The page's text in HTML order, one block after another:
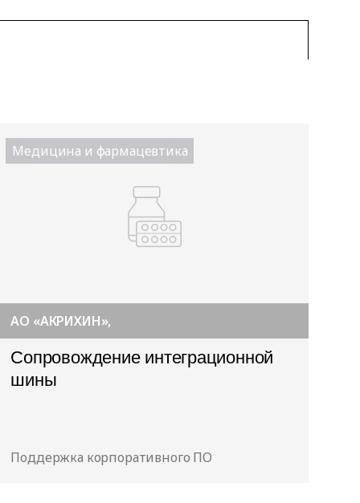
Медицина и фармацевтика
АО «АКРИХИН»,
Сопровождение интеграционной
шины
Поддержка корпоративного ПО